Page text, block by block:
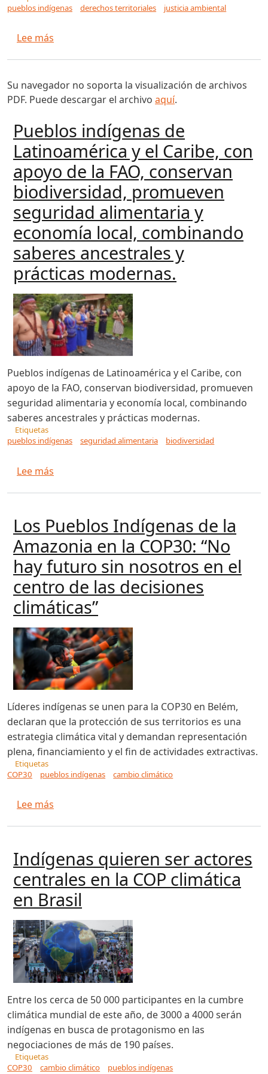
pueblos indígenas
derechos territoriales justicia ambiental
Lee más
Su navegador no soporta la visualización de archivos
PDF. Puede descargar el archivo aquí.
Pueblos indígenas de
Latinoamérica y el Caribe, con
apoyo de la FAO, conservan
biodiversidad, promueven
seguridad alimentaria y
economía local, combinando
saberes ancestrales y
prácticas modernas.
Pueblos indígenas de Latinoamérica y el Caribe, con
apoyo de la FAO, conservan biodiversidad, promueven
seguridad alimentaria y economía local, combinando
saberes ancestrales y prácticas modernas.
Etiquetas
pueblos indígenas
seguridad alimentaria biodiversidad
Lee más
Los Pueblos Indígenas de la
Amazonia en la COP30: “No
hay futuro sin nosotros en el
centro de las decisiones
climáticas”
Líderes indígenas se unen para la COP30 en Belém,
declaran que la protección de sus territorios es una
estrategia climática vital y demandan representación
plena, financiamiento y el fin de actividades extractivas.
Etiquetas
COP30
pueblos indígenas cambio climático
Lee más
Indígenas quieren ser actores
centrales en la COP climática
en Brasil
Entre los cerca de 50 000 participantes en la cumbre
climática mundial de este año, de 3000 a 4000 serán
indígenas en busca de protagonismo en las
negociaciones de más de 190 países.
Etiquetas
COP30
cambio climático pueblos indígenas